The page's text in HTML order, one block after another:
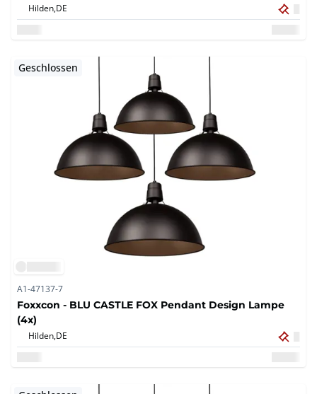
Hilden,DE
Geschlossen
A1-47137-7
Foxxcon - BLU CASTLE FOX Pendant Design Lampe
(4x)
Hilden,DE